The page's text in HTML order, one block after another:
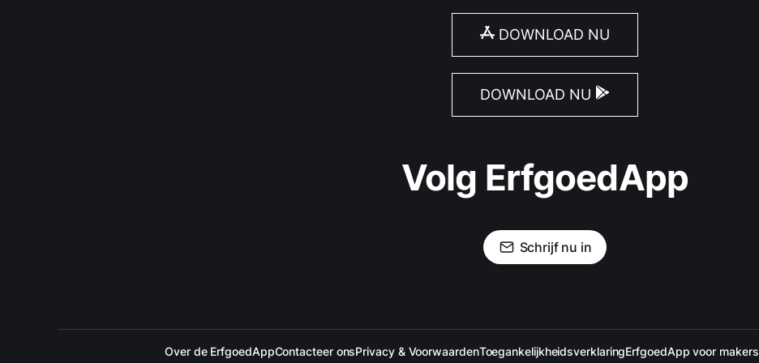
DOWNLOAD NU
DOWNLOAD NU
Volg ErfgoedApp
Schrijf nu in
Over de ErfgoedAppContacteer onsPrivacy & VoorwaardenToegankelijkheidsverklaringErfgoedApp voor makers